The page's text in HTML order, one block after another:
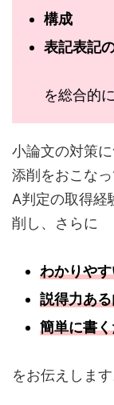
構成
表記表記
を総合的
小論文の対策
添削をおこなっ
A判定の取得経
削し、さらに
わかりや
説得力あ
簡単に書
をお伝えしま